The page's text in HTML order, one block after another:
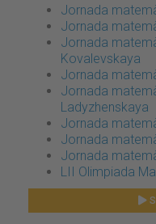
Jornada
Jornada
Jornada
Kovalevskaya
Jornada
Jornada
Ladyzhenskaya
Jornada
Jornada
Jornada
LII Olimpiada